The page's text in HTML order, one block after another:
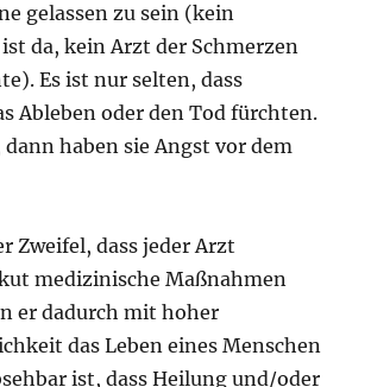
gelassen zu sein (kein
da, kein Arzt der Schmerzen
Es ist nur selten, dass
Ableben oder den Tod fürchten.
haben sie Angst vor dem
Zweifel, dass jeder Arzt
medizinische Maßnahmen
er dadurch mit hoher
das Leben eines Menschen
ist, dass Hei­lung und/oder